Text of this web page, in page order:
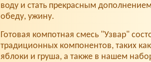
воду и стать прекрасным дополнением
обеду, ужину.
Готовая компотная смесь "Узвар"
традиционных компонентов, таких
яблоки и груша, а также в нашем